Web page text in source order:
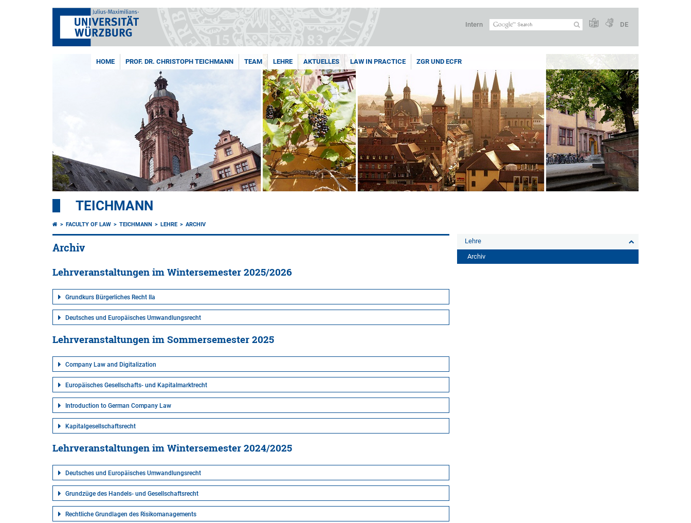
Intern DE
HOME PROF. DR. CHRISTOPH TEICHMANN TEAM LEHRE AKTUELLES LAW IN PRACTICE ZGR UND ECFR
TEICHMANN
FACULTY OF LAW TEICHMANN LEHRE ARCHIV
Archiv
Lehrveranstaltungen im Wintersemester 2025/2026
Grundkurs Bürgerliches Recht IIa
Deutsches und Europäisches Umwandlungsrecht
Lehrveranstaltungen im Sommersemester 2025
Company Law and Digitalization
Europäisches Gesellschafts- und Kapitalmarktrecht
Introduction to German Company Law
Kapitalgesellschaftsrecht
Lehrveranstaltungen im Wintersemester 2024/2025
Deutsches und Europäisches Umwandlungsrecht
Grundzüge des Handels- und Gesellschaftsrecht
Rechtliche Grundlagen des Risikomanagements
Lehre
Archiv